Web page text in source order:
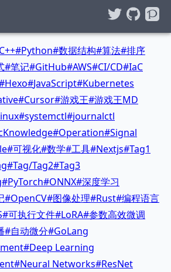
C++#Python#数据结构#算法#排序
#笔记#GitHub#AWS#CI/CD#IaC
Hexo#JavaScript#Kubernetes
#Cursor#游戏王#游戏王MD
#systemctl#journalctl
#Operation#Signal
#可视化#数学#工具#Nextjs#Tag1
#Tag/Tag2#Tag3
#PyTorch#ONNX#深度学习
#OpenCV#图像处理#Rust#编程语言
#可执行文件#LoRA#参数高效微调
#自动微分#GoLang
#Deep Learning
#Neural Networks#ResNet